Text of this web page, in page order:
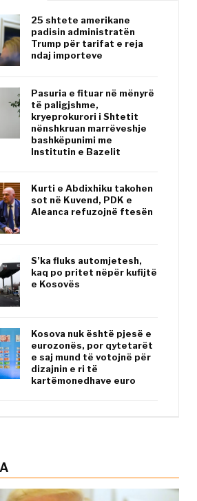
25 shtete amerikane
padisin administratën
Trump për tarifat e reja
ndaj importeve
Pasuria e fituar në mënyrë
të paligjshme,
kryeprokurori i Shtetit
nënshkruan marrëveshje
bashkëpunimi me
Institutin e Bazelit
Kurti e Abdixhiku takohen
sot në Kuvend, PDK e
Aleanca refuzojnë ftesën
S’ka fluks automjetesh,
kaq po pritet nëpër kufijtë
e Kosovës
Kosova nuk është pjesë e
eurozonës, por qytetarët
e saj mund të votojnë për
dizajnin e ri të
kartëmonedhave euro